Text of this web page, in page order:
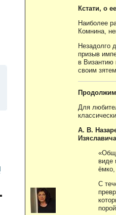
Кстати, о
Наиболее
Комнина,
Незадолго
призыв
в Византию
своим зятем.
Для
А. В.
виде
ёмко,
С